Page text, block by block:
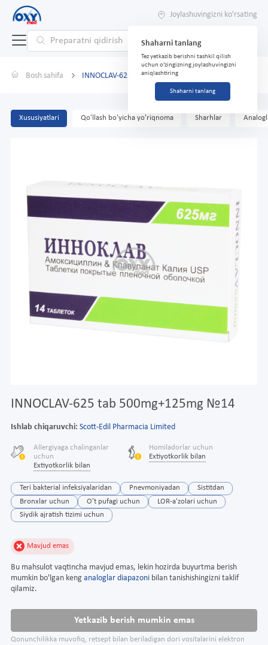
Joylashuvingizni ko'rsating
Shaharni tanlang
Tez yetkazib berishni tashkil qilish
uchun o'zingizning joylashuvingizni
aniqlashtiring
Shaharni tanlang
Bosh sahifa INNOCLAV-625 tab 500mg+125mg №14
Xususiyatlari Qo'llash bo'yicha yo'riqnoma Sharhlar
INNOCLAV-625 tab 500mg+125mg №14
Ishlab chiqaruvchi: Scott-Edil Pharmacia Limited
Allergiyaga chalinganlar
uchun
Extiyotkorlik bilan
Homiladorlar uchun
Extiyotkorlik bilan
Teri bakterial infeksiyalaridan Pnevmoniyadan
Sistitdan
Bronxlar uchun
O't pufagi uchun
LOR-a'zolari uchun
Siydik ajratish tizimi uchun
Mavjud emas
Bu mahsulot vaqtincha mavjud emas, lekin hozirda buyurtma berish
mumkin bo'lgan keng analoglar diapazoni bilan tanishishingizni taklif
qilamiz.
Yetkazib berish mumkin emas
Qonunchilikka muvofiq, retsept bilan beriladigan dori vositalarini elektron